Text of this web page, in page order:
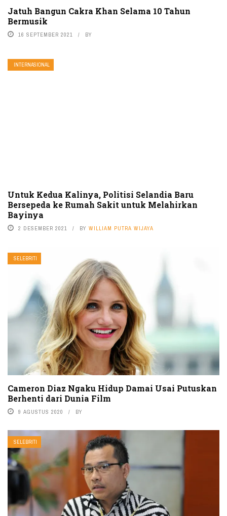
Jatuh Bangun Cakra Khan Selama 10 Tahun
Bermusik
16 SEPTEMBER 2021 BY
INTERNASIONAL
Untuk Kedua Kalinya, Politisi Selandia Baru
Bersepeda ke Rumah Sakit untuk Melahirkan
Bayinya
2 DESEMBER 2021 BY WILLIAM PUTRA WIJAYA
SELEBRITI
Cameron Diaz Ngaku Hidup Damai Usai Putuskan
Berhenti dari Dunia Film
9 AGUSTUS 2020 BY
SELEBRITI